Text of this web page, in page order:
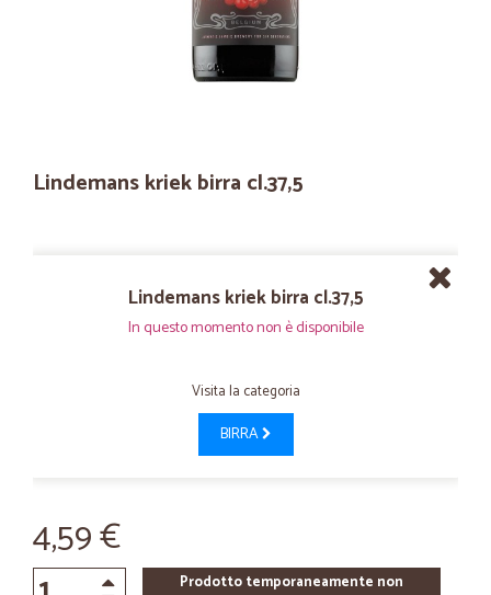
Lindemans kriek birra cl.37,5
Lindemans kriek birra cl.37,5
In questo momento non è disponibile
Visita la categoria
BIRRA
4,59 €
Prodotto temporaneamente non